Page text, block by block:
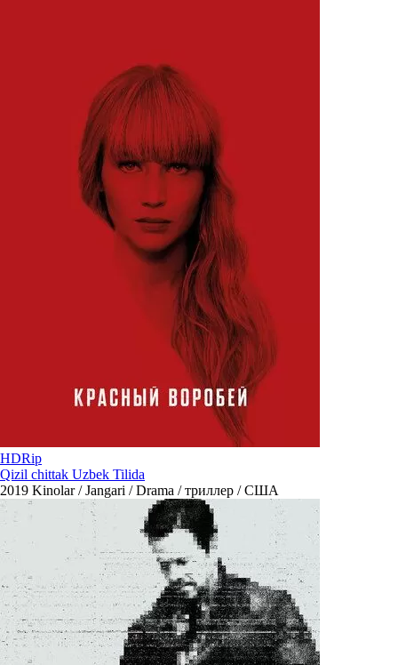
HDRip
Qizil chittak Uzbek Tilida
2019 Kinolar / Jangari / Drama / триллер / США